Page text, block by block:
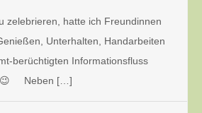
zelebrieren, hatte ich Freundinnen
Unterhalten, Handarbeiten
berüchtigten Informationsfluss
😉 Neben […]